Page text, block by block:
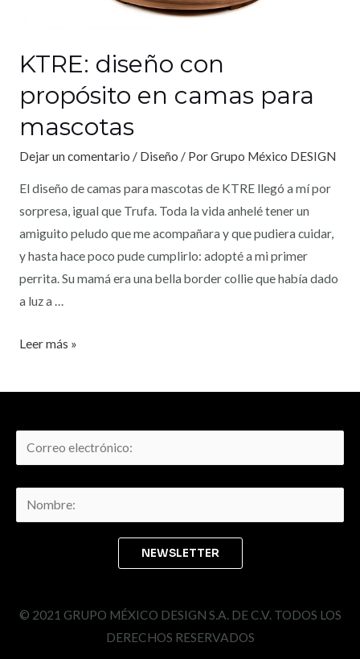
KTRE: diseño con
propósito en camas para
mascotas
Dejar un comentario / Diseño / PorGrupo México DESIGN
El diseño de camas para mascotas de KTRE llegó a mí por
sorpresa, igual que Trufa. Toda la vida anhelé tener un
amiguito peludo que me acompañara y que pudiera cuidar,
y hasta hace poco pude cumplirlo: adopté a mi primer
perrita. Su mamá era una bella border collie que había dado
a luz a …
Leer más »
© 2021 GRUPO MÉXICO DESIGN S.A. DE C.V. TODOS LOS
DERECHOS RESERVADOS